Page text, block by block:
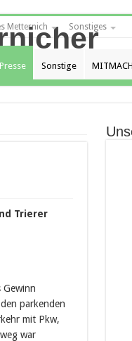
Metternich Sonstiges
Presse Sonstige
Trierer
Gewinn
parkenden
mit Pkw,
war